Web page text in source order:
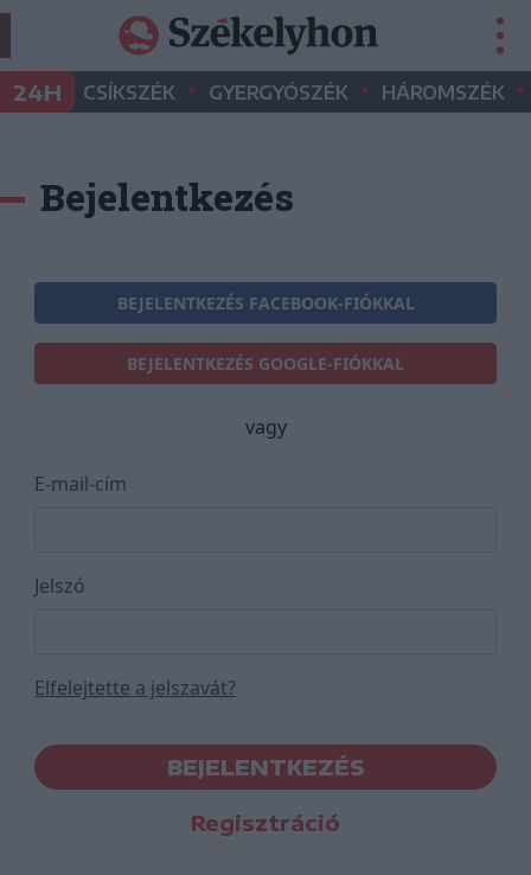
24H CSÍKSZÉK • GYERGYÓSZÉK • HÁROMSZÉK •
Bejelentkezés
BEJELENTKEZÉS FACEBOOK-FIÓKKAL
BEJELENTKEZÉS GOOGLE-FIÓKKAL
vagy
E-mail-cím
Jelszó
Elfelejtette a jelszavát?
BEJELENTKEZÉS
Regisztráció